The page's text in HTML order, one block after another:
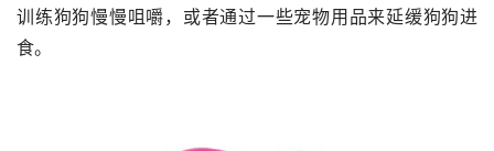
训练狗狗慢慢咀嚼，或者通过一些宠物用品来延缓狗狗进
食。